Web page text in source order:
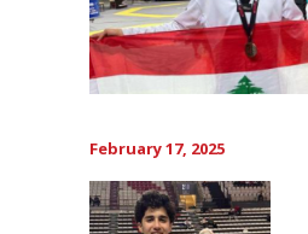
February 17, 2025